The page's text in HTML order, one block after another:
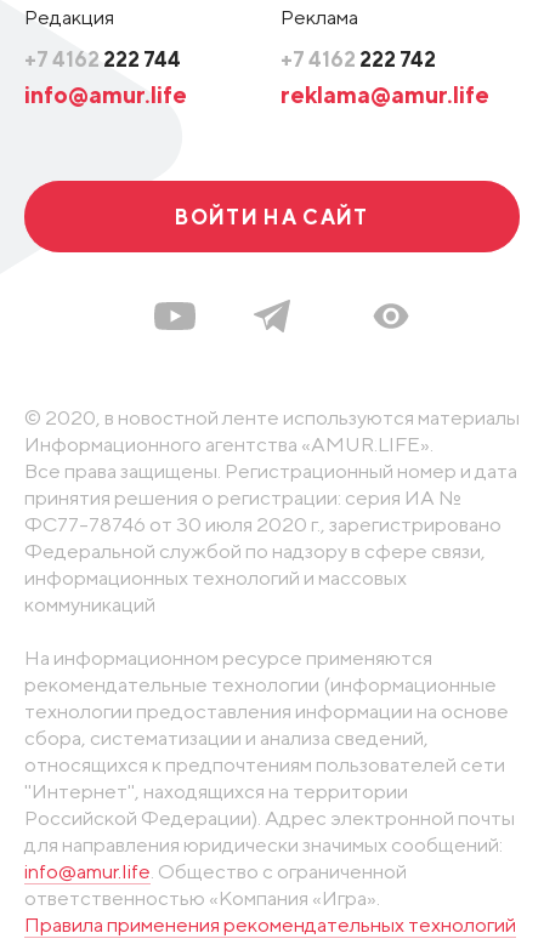
Редакция
+7 4162 222 744
info@amur.life
Реклама
+7 4162 222 742
reklama@amur.life
ВОЙТИ НА САЙТ
© 2020, в новостной ленте используются материалы
Информационного агентства «AMUR.LIFE».
Все права защищены. Регистрационный номер и дата
принятия решения о регистрации: серия ИА №
ФС77-78746 от 30 июля 2020 г., зарегистрировано
Федеральной службой по надзору в сфере связи,
информационных технологий и массовых
коммуникаций
На информационном ресурсе применяются
рекомендательные технологии (информационные
технологии предоставления информации на основе
сбора, систематизации и анализа сведений,
относящихся к предпочтениям пользователей сети
"Интернет", находящихся на территории
Российской Федерации). Адрес электронной почты
для направления юридически значимых сообщений:
info@amur.life . Общество с ограниченной
ответственностью «Компания «Игра».
Правила применения рекомендательных технологий